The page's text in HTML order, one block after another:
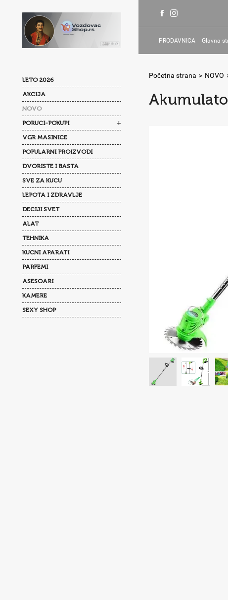
LETO 2026
AKCIJA
NOVO
PORUCI-POKUPI +
VGR MASINICE
POPULARNI PROIZVODI
DVORISTE I BASTA
SVE ZA KUCU
LEPOTA I ZDRAVLJE
DECIJI SVET
ALAT
TEHNIKA
KUCNI APARATI
PARFEMI
ASESOARI
KAMERE
SEXY SHOP
PRODAVNICA Glavna
Početna strana > NOVO